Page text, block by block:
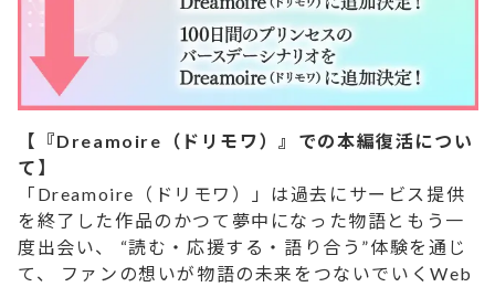
【『Dreamoire（ドリモワ）』での本編復活につい
て】
「Dreamoire（ドリモワ）」は過去にサービス提供
を終了した作品のかつて夢中になった物語ともう一
度出会い、 “読む・応援する・語り合う”体験を通じ
て、 ファンの想いが物語の未来をつないでいくWeb